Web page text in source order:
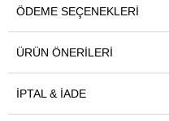
ÖDEME SEÇENEKLERI
ÜRÜN ÖNERILERI
İPTAL & İADE